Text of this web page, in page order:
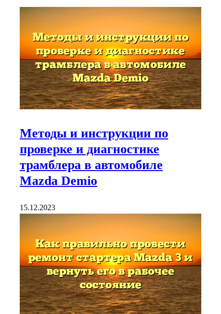
Методы и инструкции по
проверке и диагностике
трамблера в автомобиле
Mazda Demio
15.12.2023